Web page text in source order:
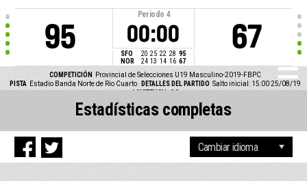
95
Periodo 4
00:00
SFO 20 25 22 28 95
NOR
24 13 14 16 67
67
COMPETICIÓN
Provincial de Selecciones U19 Masculino-2019-FBPC
PISTA
Estadio Banda Norte de Rio Cuarto DETALLES DEL PARTIDO Salto inicial: 15:00 25/08/19
ASISTENCIA
30
Estadísticas completas